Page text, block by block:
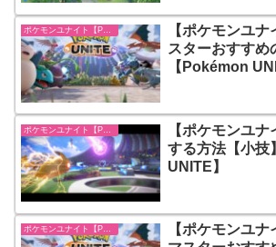
ポケモンユナイト【Pokémon UNITE】
【ポケモンユ
スターおすすめ
【Pokémon
【ポケモンユ
する方法【小
UNITE】
ポケモンユナイト【Pokémon UNITE】
【ポケモンユ